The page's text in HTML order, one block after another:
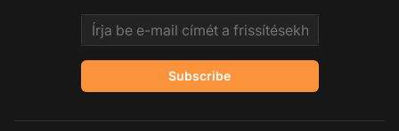
Email address
Subscribe